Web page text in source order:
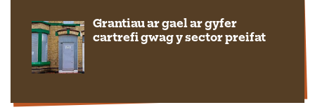
Grantiau ar gael ar gyfer
cartrefi gwag y sector preifat